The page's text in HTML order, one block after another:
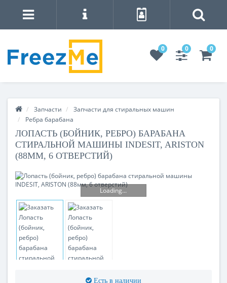
0 0 0
Запчасти
Запчасти для стиральных машин
Ребра барабана
ЛОПАСТЬ (БОЙНИК, РЕБРО) БАРАБАНА
СТИРАЛЬНОЙ МАШИНЫ INDESIT, ARISTON
(88ММ, 6 ОТВЕРСТИЙ)
Loading...
Есть в наличии